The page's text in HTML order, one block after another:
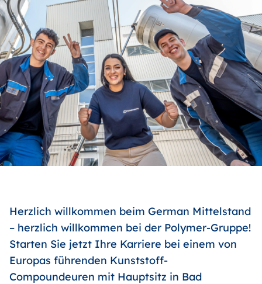
Herzlich willkommen beim German Mittelstand
– herzlich willkommen bei der Polymer-Gruppe!
Starten Sie jetzt Ihre Karriere bei einem von
Europas führenden Kunststoff-
Compoundeuren mit Hauptsitz in Bad